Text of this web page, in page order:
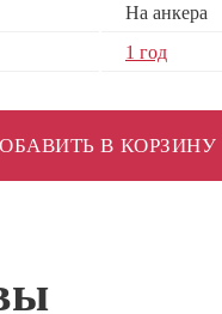
На анкера
1 год
В КОРЗИНУ